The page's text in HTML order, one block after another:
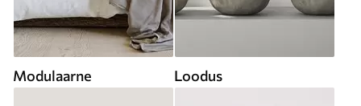
Modulaarne Loodus